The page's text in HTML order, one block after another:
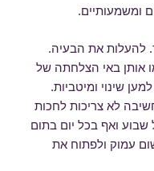
ומשמעותיים.
להעלות את הבעיה.
אותן באי הצלחתה של
שינוי ומיטביות.
לא צריכות לחכות
ואף בכל יום בתום
עמוק ולפתוח את